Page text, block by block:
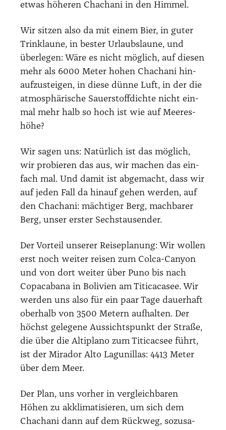
etwas höhe­ren Chacha­ni in den Him­mel.
Wir sit­zen also da mit einem Bier, in guter
Trinklau­ne, in bes­ter Urlaubs­lau­ne, und
über­le­gen: Wäre es nicht mög­lich, auf die­sen
mehr als 6000 Meter hohen Chacha­ni hin­
auf­zu­stei­gen, in die­se dün­ne Luft, in der die
atmo­sphä­ri­sche Sau­er­stoff­dich­te nicht ein­
mal mehr halb so hoch ist wie auf Mee­res­
hö­he?
Wir sagen uns: Natür­lich ist das mög­lich,
wir pro­bie­ren das aus, wir machen das ein­
fach mal. Und damit ist abge­macht, dass wir
auf jeden Fall da hin­auf gehen wer­den, auf
den Chacha­ni: mäch­ti­ger Berg, mach­ba­rer
Berg, unser ers­ter Sechs­tau­sen­der.
Der Vor­teil unse­rer Rei­se­pla­nung: Wir wol­len
erst noch wei­ter rei­sen zum Col­ca-Can­yon
und von dort wei­ter über Puno bis nach
Copa­ca­ba­na in Boli­vi­en am Titi­ca­ca­see. Wir
wer­den uns also für ein paar Tage dau­er­haft
ober­halb von 3500 Metern auf­hal­ten. Der
höchst gele­ge­ne Aus­sichts­punkt der Stra­ße,
die über die Alti­pla­no zum Titi­cac­see führt,
ist der Mira­dor Alto Lag­unil­las: 4413 Meter
über dem Meer.
Der Plan, uns vor­her in ver­gleich­ba­ren
Höhen zu akkli­ma­ti­sie­ren, um sich dem
Chacha­ni dann auf dem Rück­weg, sozu­sa­